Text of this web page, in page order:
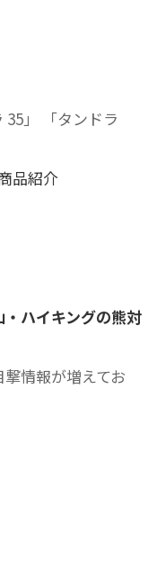
35」 「タンドラ
品紹介
ハイキングの熊対
情報が増えてお